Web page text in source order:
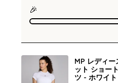
🎉
MP レディー
ット ショー
ツ - ホワイト